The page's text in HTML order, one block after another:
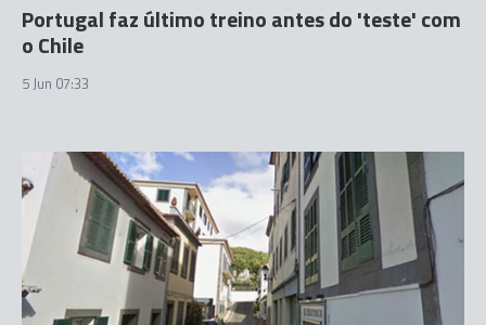
Portugal faz último treino antes do 'teste' com
o Chile
5 Jun 07:33